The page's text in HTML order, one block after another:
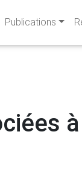
Publications